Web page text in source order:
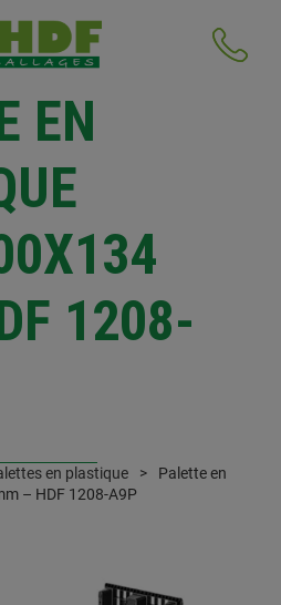
EN
1208-
en plastique
Palette en
– HDF 1208-A9P